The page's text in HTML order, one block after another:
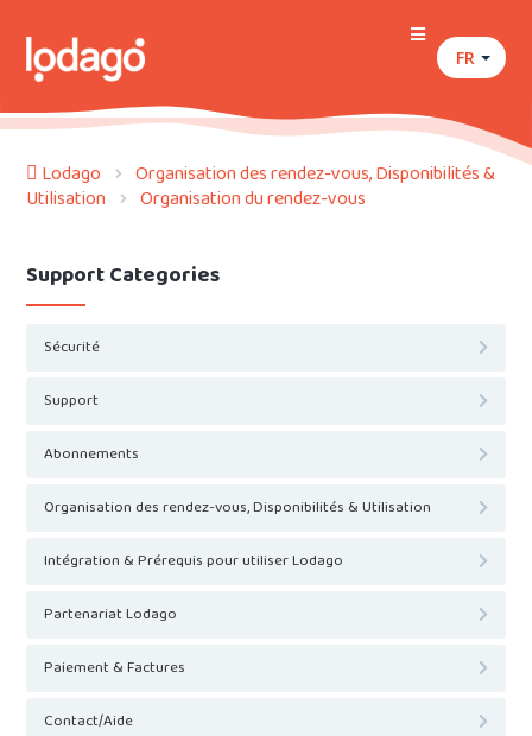
FR
Lodago Organisation des rendez-vous, Disponibilités &
Utilisation Organisation du rendez-vous
Support Categories
Sécurité
Support
Abonnements
Organisation des rendez-vous, Disponibilités & Utilisation
Intégration & Prérequis pour utiliser Lodago
Partenariat Lodago
Paiement & Factures
Contact/Aide